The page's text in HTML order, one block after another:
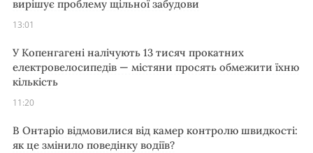
вирішує проблему щільної забудови
13:01
У Копенгагені налічують 13 тисяч прокатних
електровелосипедів — містяни просять обмежити їхню
кількість
11:20
В Онтаріо відмовилися від камер контролю швидкості:
як це змінило поведінку водіїв?